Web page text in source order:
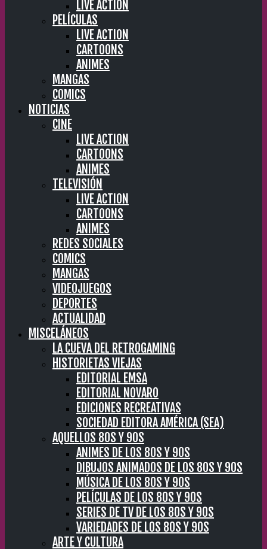
LIVE ACTION
PELÍCULAS
LIVE ACTION
CARTOONS
ANIMES
MANGAS
COMICS
NOTICIAS
CINE
LIVE ACTION
CARTOONS
ANIMES
TELEVISIÓN
LIVE ACTION
CARTOONS
ANIMES
REDES SOCIALES
COMICS
MANGAS
VIDEOJUEGOS
DEPORTES
ACTUALIDAD
MISCELÁNEOS
LA CUEVA DEL RETROGAMING
HISTORIETAS VIEJAS
EDITORIAL EMSA
EDITORIAL NOVARO
EDICIONES RECREATIVAS
SOCIEDAD EDITORA AMÉRICA (SEA)
AQUELLOS 80S Y 90S
ANIMES DE LOS 80S Y 90S
DIBUJOS ANIMADOS DE LOS 80S Y 90S
MÚSICA DE LOS 80S Y 90S
PELÍCULAS DE LOS 80S Y 90S
SERIES DE TV DE LOS 80S Y 90S
VARIEDADES DE LOS 80S Y 90S
ARTE Y CULTURA